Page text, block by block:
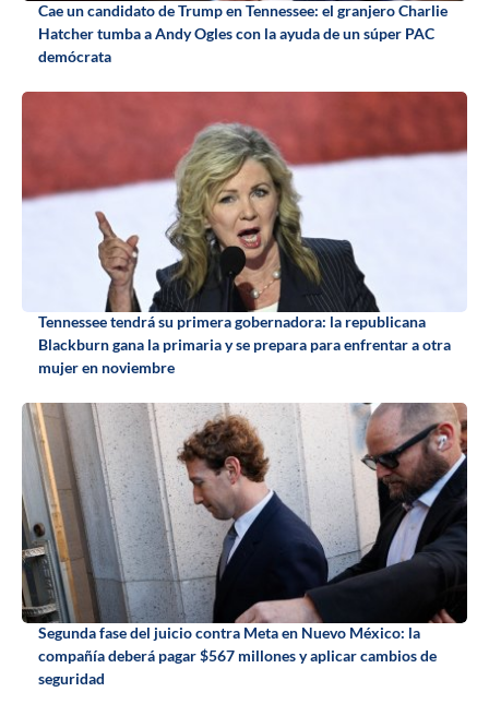
Cae un candidato de Trump en Tennessee: el granjero Charlie
Hatcher tumba a Andy Ogles con la ayuda de un súper PAC
demócrata
Tennessee tendrá su primera gobernadora: la republicana
Blackburn gana la primaria y se prepara para enfrentar a otra
mujer en noviembre
Segunda fase del juicio contra Meta en Nuevo México: la
compañía deberá pagar $567 millones y aplicar cambios de
seguridad